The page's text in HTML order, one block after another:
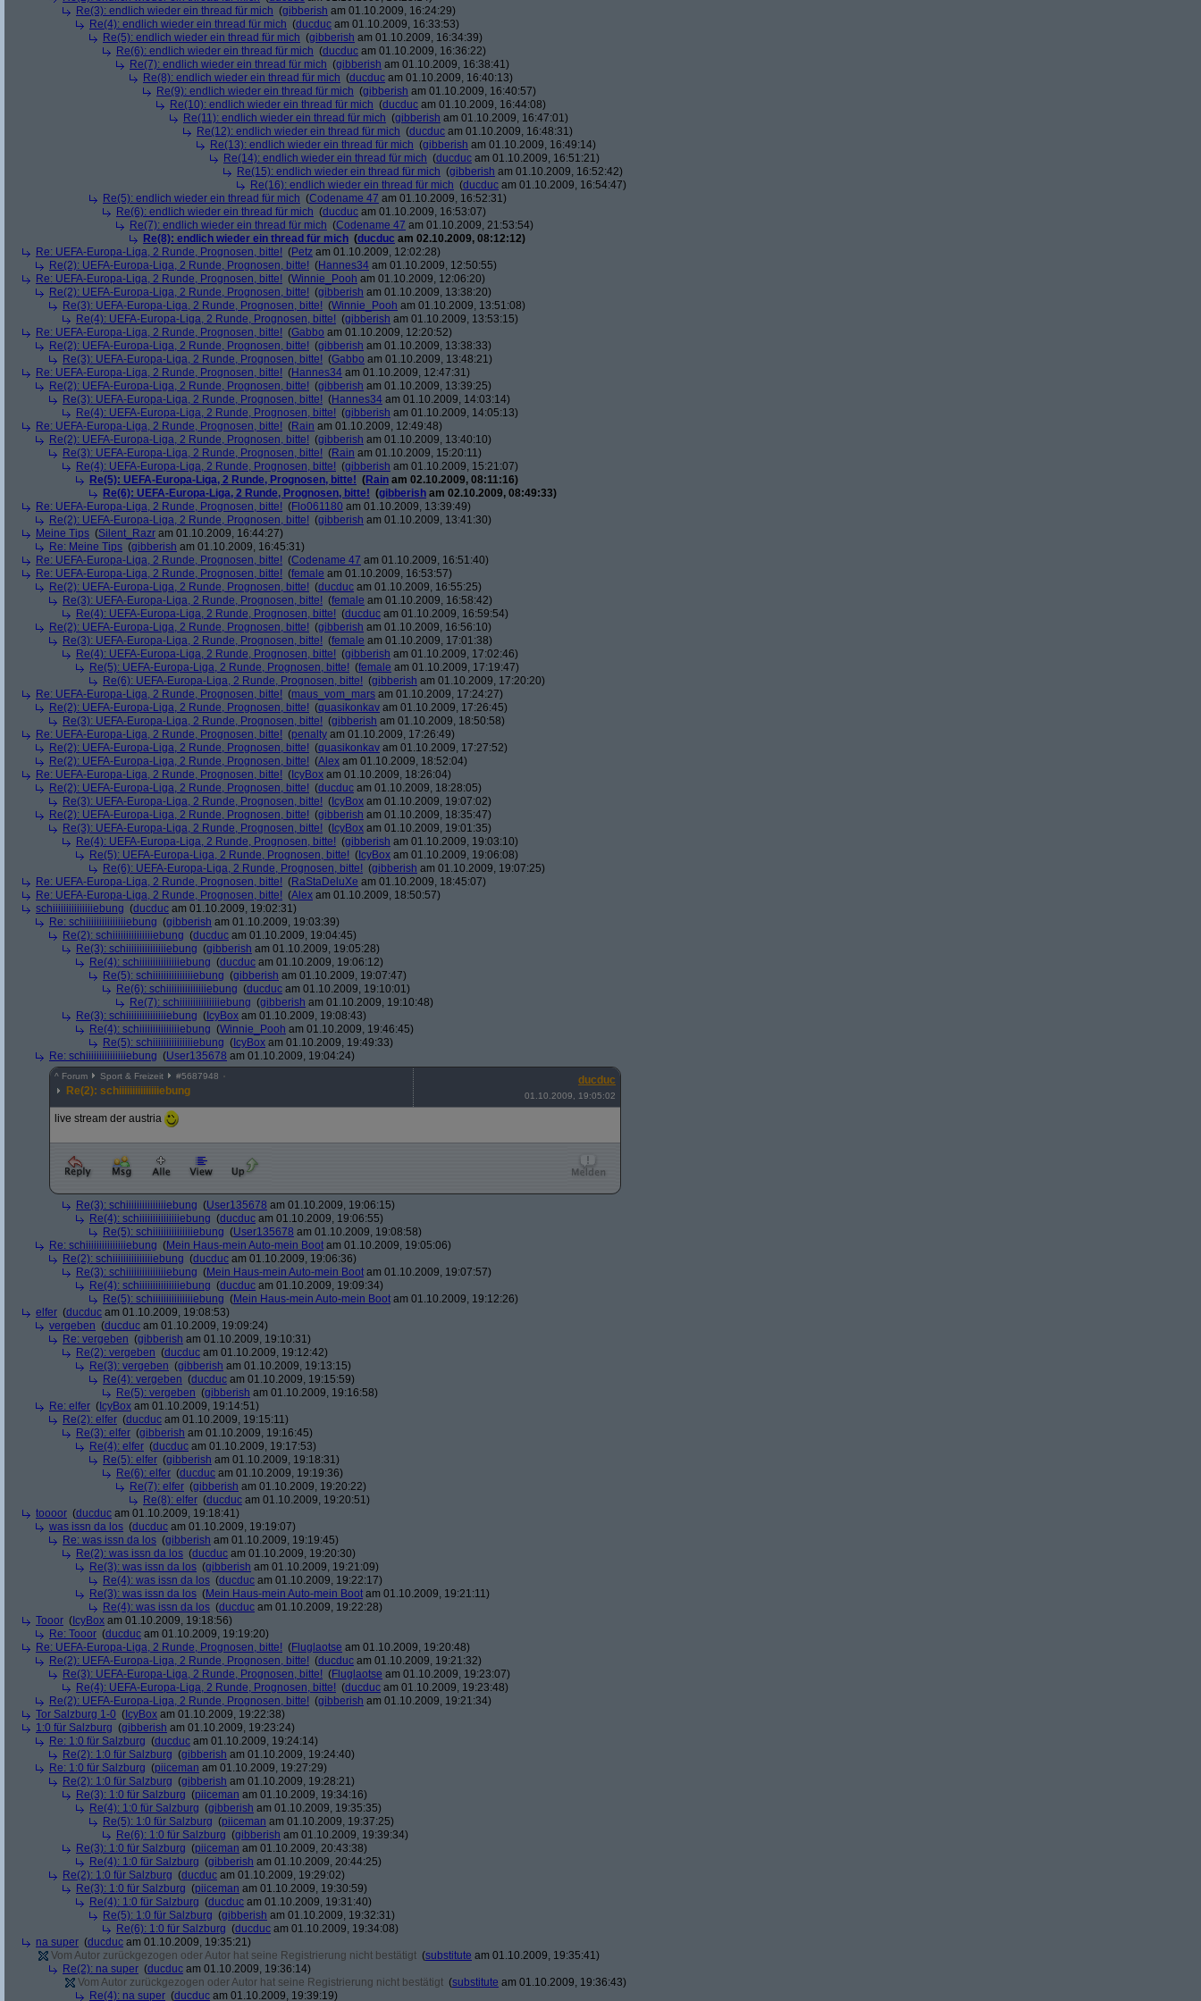
Re(3): endlich wieder ein thread für mich (gibberish am 01.10.2009, 16:24:29)
Re(4): endlich wieder ein thread für mich (ducduc am 01.10.2009, 16:33:53)
Re(5): endlich wieder ein thread für mich (gibberish am 01.10.2009, 16:34:39)
Re(6): endlich wieder ein thread für mich (ducduc am 01.10.2009, 16:36:22)
Re(7): endlich wieder ein thread für mich (gibberish am 01.10.2009, 16:38:41)
Re(8): endlich wieder ein thread für mich (ducduc am 01.10.2009, 16:40:13)
Re(9): endlich wieder ein thread für mich (gibberish am 01.10.2009, 16:40:57)
Re(10): endlich wieder ein thread für mich (ducduc am 01.10.2009, 16:44:08)
Re(11): endlich wieder ein thread für mich (gibberish am 01.10.2009, 16:47:01)
Re(12): endlich wieder ein thread für mich (ducduc am 01.10.2009, 16:48:31)
Re(13): endlich wieder ein thread für mich (gibberish am 01.10.2009, 16:49:14)
Re(14): endlich wieder ein thread für mich (ducduc am 01.10.2009, 16:51:21)
Re(15): endlich wieder ein thread für mich (gibberish am 01.10.2009, 16:52:42)
Re(16): endlich wieder ein thread für mich (ducduc am 01.10.2009, 16:54:47)
Re(5): endlich wieder ein thread für mich (Codename 47 am 01.10.2009, 16:52:31)
Re(6): endlich wieder ein thread für mich (ducduc am 01.10.2009, 16:53:07)
Re(7): endlich wieder ein thread für mich (Codename 47 am 01.10.2009, 21:53:54)
Re(8): endlich wieder ein thread für mich (ducduc am 02.10.2009, 08:12:12)
Re: UEFA-Europa-Liga, 2 Runde, Prognosen, bitte! (Petz am 01.10.2009, 12:02:28)
Re(2): UEFA-Europa-Liga, 2 Runde, Prognosen, bitte! (Hannes34 am 01.10.2009, 12:50:55)
Re: UEFA-Europa-Liga, 2 Runde, Prognosen, bitte! (Winnie_Pooh am 01.10.2009, 12:06:20)
Re(2): UEFA-Europa-Liga, 2 Runde, Prognosen, bitte! (gibberish am 01.10.2009, 13:38:20)
Re(3): UEFA-Europa-Liga, 2 Runde, Prognosen, bitte! (Winnie_Pooh am 01.10.2009, 13:51:08)
Re(4): UEFA-Europa-Liga, 2 Runde, Prognosen, bitte! (gibberish am 01.10.2009, 13:53:15)
Re: UEFA-Europa-Liga, 2 Runde, Prognosen, bitte! (Gabbo am 01.10.2009, 12:20:52)
Re(2): UEFA-Europa-Liga, 2 Runde, Prognosen, bitte! (gibberish am 01.10.2009, 13:38:33)
Re(3): UEFA-Europa-Liga, 2 Runde, Prognosen, bitte! (Gabbo am 01.10.2009, 13:48:21)
Re: UEFA-Europa-Liga, 2 Runde, Prognosen, bitte! (Hannes34 am 01.10.2009, 12:47:31)
Re(2): UEFA-Europa-Liga, 2 Runde, Prognosen, bitte! (gibberish am 01.10.2009, 13:39:25)
Re(3): UEFA-Europa-Liga, 2 Runde, Prognosen, bitte! (Hannes34 am 01.10.2009, 14:03:14)
Re(4): UEFA-Europa-Liga, 2 Runde, Prognosen, bitte! (gibberish am 01.10.2009, 14:05:13)
Re: UEFA-Europa-Liga, 2 Runde, Prognosen, bitte! (Rain am 01.10.2009, 12:49:48)
Re(2): UEFA-Europa-Liga, 2 Runde, Prognosen, bitte! (gibberish am 01.10.2009, 13:40:10)
Re(3): UEFA-Europa-Liga, 2 Runde, Prognosen, bitte! (Rain am 01.10.2009, 15:20:11)
Re(4): UEFA-Europa-Liga, 2 Runde, Prognosen, bitte! (gibberish am 01.10.2009, 15:21:07)
Re(5): UEFA-Europa-Liga, 2 Runde, Prognosen, bitte! (Rain am 02.10.2009, 08:11:16)
Re(6): UEFA-Europa-Liga, 2 Runde, Prognosen, bitte! (gibberish am 02.10.2009, 08:49:33)
Re: UEFA-Europa-Liga, 2 Runde, Prognosen, bitte! (Flo061180 am 01.10.2009, 13:39:49)
Re(2): UEFA-Europa-Liga, 2 Runde, Prognosen, bitte! (gibberish am 01.10.2009, 13:41:30)
Meine Tips (Silent_Razr am 01.10.2009, 16:44:27)
Re: Meine Tips (gibberish am 01.10.2009, 16:45:31)
Re: UEFA-Europa-Liga, 2 Runde, Prognosen, bitte! (Codename 47 am 01.10.2009, 16:51:40)
Re: UEFA-Europa-Liga, 2 Runde, Prognosen, bitte! (female am 01.10.2009, 16:53:57)
Re(2): UEFA-Europa-Liga, 2 Runde, Prognosen, bitte! (ducduc am 01.10.2009, 16:55:25)
Re(3): UEFA-Europa-Liga, 2 Runde, Prognosen, bitte! (female am 01.10.2009, 16:58:42)
Re(4): UEFA-Europa-Liga, 2 Runde, Prognosen, bitte! (ducduc am 01.10.2009, 16:59:54)
Re(2): UEFA-Europa-Liga, 2 Runde, Prognosen, bitte! (gibberish am 01.10.2009, 16:56:10)
Re(3): UEFA-Europa-Liga, 2 Runde, Prognosen, bitte! (female am 01.10.2009, 17:01:38)
Re(4): UEFA-Europa-Liga, 2 Runde, Prognosen, bitte! (gibberish am 01.10.2009, 17:02:46)
Re(5): UEFA-Europa-Liga, 2 Runde, Prognosen, bitte! (female am 01.10.2009, 17:19:47)
Re(6): UEFA-Europa-Liga, 2 Runde, Prognosen, bitte! (gibberish am 01.10.2009, 17:20:20)
Re: UEFA-Europa-Liga, 2 Runde, Prognosen, bitte! (maus_vom_mars am 01.10.2009, 17:24:27)
Re(2): UEFA-Europa-Liga, 2 Runde, Prognosen, bitte! (quasikonkav am 01.10.2009, 17:26:45)
Re(3): UEFA-Europa-Liga, 2 Runde, Prognosen, bitte! (gibberish am 01.10.2009, 18:50:58)
Re: UEFA-Europa-Liga, 2 Runde, Prognosen, bitte! (penalty am 01.10.2009, 17:26:49)
Re(2): UEFA-Europa-Liga, 2 Runde, Prognosen, bitte! (quasikonkav am 01.10.2009, 17:27:52)
Re(2): UEFA-Europa-Liga, 2 Runde, Prognosen, bitte! (Alex am 01.10.2009, 18:52:04)
Re: UEFA-Europa-Liga, 2 Runde, Prognosen, bitte! ( IcyBox am 01.10.2009, 18:26:04)
Re(2): UEFA-Europa-Liga, 2 Runde, Prognosen, bitte! (ducduc am 01.10.2009, 18:28:05)
Re(3): UEFA-Europa-Liga, 2 Runde, Prognosen, bitte! ( IcyBox am 01.10.2009, 19:07:02)
Re(2): UEFA-Europa-Liga, 2 Runde, Prognosen, bitte! (gibberish am 01.10.2009, 18:35:47)
Re(3): UEFA-Europa-Liga, 2 Runde, Prognosen, bitte! ( IcyBox am 01.10.2009, 19:01:35)
Re(4): UEFA-Europa-Liga, 2 Runde, Prognosen, bitte! (gibberish am 01.10.2009, 19:03:10)
Re(5): UEFA-Europa-Liga, 2 Runde, Prognosen, bitte! ( IcyBox am 01.10.2009, 19:06:08)
Re(6): UEFA-Europa-Liga, 2 Runde, Prognosen, bitte! (gibberish am 01.10.2009, 19:07:25)
Re: UEFA-Europa-Liga, 2 Runde, Prognosen, bitte! (RaStaDeluXe am 01.10.2009, 18:45:07)
Re: UEFA-Europa-Liga, 2 Runde, Prognosen, bitte! (Alex am 01.10.2009, 18:50:57)
schiiiiiiiiiiiiiiiebung (ducduc am 01.10.2009, 19:02:31)
Re: schiiiiiiiiiiiiiiiebung (gibberish am 01.10.2009, 19:03:39)
Re(2): schiiiiiiiiiiiiiiiebung (ducduc am 01.10.2009, 19:04:45)
Re(3): schiiiiiiiiiiiiiiiebung (gibberish am 01.10.2009, 19:05:28)
Re(4): schiiiiiiiiiiiiiiiebung (ducduc am 01.10.2009, 19:06:12)
Re(5): schiiiiiiiiiiiiiiiebung (gibberish am 01.10.2009, 19:07:47)
Re(6): schiiiiiiiiiiiiiiiebung (ducduc am 01.10.2009, 19:10:01)
Re(7): schiiiiiiiiiiiiiiiebung (gibberish am 01.10.2009, 19:10:48)
Re(3): schiiiiiiiiiiiiiiiebung ( IcyBox am 01.10.2009, 19:08:43)
Re(4): schiiiiiiiiiiiiiiiebung (Winnie_Pooh am 01.10.2009, 19:46:45)
Re(5): schiiiiiiiiiiiiiiiebung ( IcyBox am 01.10.2009, 19:49:33)
Re: schiiiiiiiiiiiiiiiebung (User135678 am 01.10.2009, 19:04:24)
^ Forum Sport & Freizeit #5687948
Re(2): schiiiiiiiiiiiiiiiebung
ducduc
01.10.2009, 19:05:02
live stream der austria
Re(3): schiiiiiiiiiiiiiiiebung (User135678 am 01.10.2009, 19:06:15)
Re(4): schiiiiiiiiiiiiiiiebung (ducduc am 01.10.2009, 19:06:55)
Re(5): schiiiiiiiiiiiiiiiebung (User135678 am 01.10.2009, 19:08:58)
Re: schiiiiiiiiiiiiiiiebung (Mein Haus-mein Auto-mein Boot am 01.10.2009, 19:05:06)
Re(2): schiiiiiiiiiiiiiiiebung (ducduc am 01.10.2009, 19:06:36)
Re(3): schiiiiiiiiiiiiiiiebung (Mein Haus-mein Auto-mein Boot am 01.10.2009, 19:07:57)
Re(4): schiiiiiiiiiiiiiiiebung (ducduc am 01.10.2009, 19:09:34)
Re(5): schiiiiiiiiiiiiiiiebung (Mein Haus-mein Auto-mein Boot am 01.10.2009, 19:12:26)
elfer (ducduc am 01.10.2009, 19:08:53)
vergeben (ducduc am 01.10.2009, 19:09:24)
Re: vergeben (gibberish am 01.10.2009, 19:10:31)
Re(2): vergeben (ducduc am 01.10.2009, 19:12:42)
Re(3): vergeben (gibberish am 01.10.2009, 19:13:15)
Re(4): vergeben (ducduc am 01.10.2009, 19:15:59)
Re(5): vergeben (gibberish am 01.10.2009, 19:16:58)
Re: elfer ( IcyBox am 01.10.2009, 19:14:51)
Re(2): elfer (ducduc am 01.10.2009, 19:15:11)
Re(3): elfer (gibberish am 01.10.2009, 19:16:45)
Re(4): elfer (ducduc am 01.10.2009, 19:17:53)
Re(5): elfer (gibberish am 01.10.2009, 19:18:31)
Re(6): elfer (ducduc am 01.10.2009, 19:19:36)
Re(7): elfer (gibberish am 01.10.2009, 19:20:22)
Re(8): elfer (ducduc am 01.10.2009, 19:20:51)
toooor (ducduc am 01.10.2009, 19:18:41)
was issn da los (ducduc am 01.10.2009, 19:19:07)
Re: was issn da los (gibberish am 01.10.2009, 19:19:45)
Re(2): was issn da los (ducduc am 01.10.2009, 19:20:30)
Re(3): was issn da los (gibberish am 01.10.2009, 19:21:09)
Re(4): was issn da los (ducduc am 01.10.2009, 19:22:17)
Re(3): was issn da los (Mein Haus-mein Auto-mein Boot am 01.10.2009, 19:21:11)
Re(4): was issn da los (ducduc am 01.10.2009, 19:22:28)
Tooor ( IcyBox am 01.10.2009, 19:18:56)
Re: Tooor (ducduc am 01.10.2009, 19:19:20)
Re: UEFA-Europa-Liga, 2 Runde, Prognosen, bitte! (Fluglaotse am 01.10.2009, 19:20:48)
Re(2): UEFA-Europa-Liga, 2 Runde, Prognosen, bitte! (ducduc am 01.10.2009, 19:21:32)
Re(3): UEFA-Europa-Liga, 2 Runde, Prognosen, bitte! (Fluglaotse am 01.10.2009, 19:23:07)
Re(4): UEFA-Europa-Liga, 2 Runde, Prognosen, bitte! (ducduc am 01.10.2009, 19:23:48)
Re(2): UEFA-Europa-Liga, 2 Runde, Prognosen, bitte! (gibberish am 01.10.2009, 19:21:34)
Tor Salzburg 1-0 ( IcyBox am 01.10.2009, 19:22:38)
1:0 für Salzburg (gibberish am 01.10.2009, 19:23:24)
Re: 1:0 für Salzburg (ducduc am 01.10.2009, 19:24:14)
Re(2): 1:0 für Salzburg (gibberish am 01.10.2009, 19:24:40)
Re: 1:0 für Salzburg (piiceman am 01.10.2009, 19:27:29)
Re(2): 1:0 für Salzburg (gibberish am 01.10.2009, 19:28:21)
Re(3): 1:0 für Salzburg (piiceman am 01.10.2009, 19:34:16)
Re(4): 1:0 für Salzburg (gibberish am 01.10.2009, 19:35:35)
Re(5): 1:0 für Salzburg (piiceman am 01.10.2009, 19:37:25)
Re(6): 1:0 für Salzburg (gibberish am 01.10.2009, 19:39:34)
Re(3): 1:0 für Salzburg (piiceman am 01.10.2009, 20:43:38)
Re(4): 1:0 für Salzburg (gibberish am 01.10.2009, 20:44:25)
Re(2): 1:0 für Salzburg (ducduc am 01.10.2009, 19:29:02)
Re(3): 1:0 für Salzburg (piiceman am 01.10.2009, 19:30:59)
Re(4): 1:0 für Salzburg (ducduc am 01.10.2009, 19:31:40)
Re(5): 1:0 für Salzburg (gibberish am 01.10.2009, 19:32:31)
Re(6): 1:0 für Salzburg (ducduc am 01.10.2009, 19:34:08)
na super (ducduc am 01.10.2009, 19:35:21)
Vom Autor zurückgezogen oder Autor hat seine Registrierung nicht bestätigt (substitute am 01.10.2009, 19:35:41)
Re(2): na super (ducduc am 01.10.2009, 19:36:14)
Vom Autor zurückgezogen oder Autor hat seine Registrierung nicht bestätigt (substitute am 01.10.2009, 19:36:43)
Re(4): na super (ducduc am 01.10.2009, 19:39:19)